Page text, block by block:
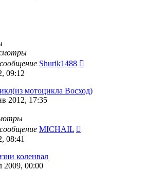
Shurik1488
09:12
мотоцикла Восход)
2012, 17:35
MICHAIL
08:41
коленвал
2009, 00:00